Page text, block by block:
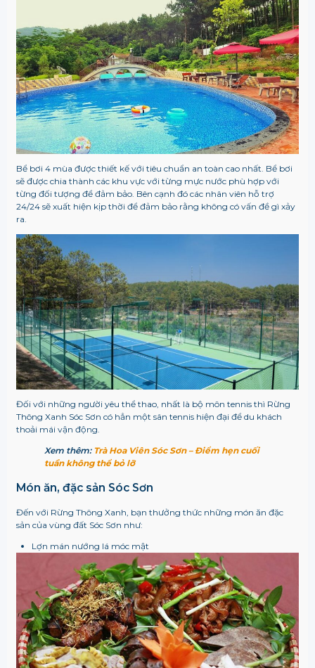
Bể bơi 4 mùa được thiết kế với tiêu chuẩn an toàn cao nhất. Bể bơi
sẽ được chia thành các khu vực với từng mực nước phù hợp với
từng đối tượng để đảm bảo. Bên cạnh đó các nhân viên hỗ trợ
24/24 sẽ xuất hiện kịp thời để đảm bảo rằng không có vấn đề gì xảy
ra.
Đối với những người yêu thể thao, nhất là bộ môn tennis thì Rừng
Thông Xanh Sóc Sơn có hẳn một sân tennis hiện đại để du khách
thoải mái vận động.
Xem thêm: Trà Hoa Viên Sóc Sơn – Điểm hẹn cuối
tuần không thể bỏ lỡ
Món ăn, đặc sản Sóc Sơn
Đến với Rừng Thông Xanh, bạn thưởng thức những món ăn đặc
sản của vùng đất Sóc Sơn như:
Lợn mán nướng lá móc mật